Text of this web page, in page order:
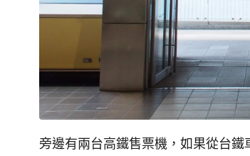
旁邊有兩台高鐵售票機，如果從台